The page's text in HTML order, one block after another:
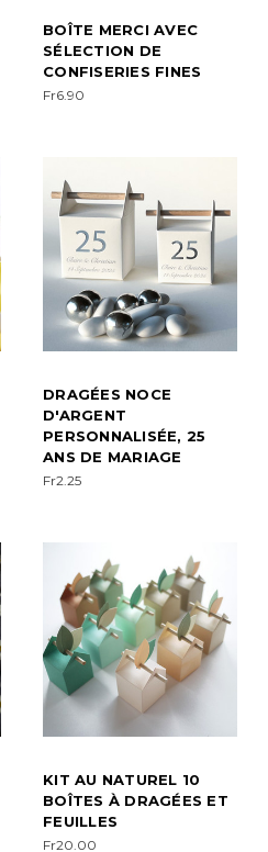
BOÎTE MERCI AVEC
SÉLECTION DE
CONFISERIES FINES
Fr6.90
DRAGÉES NOCE
D'ARGENT
PERSONNALISÉE, 25
ANS DE MARIAGE
Fr2.25
KIT AU NATUREL 10
BOÎTES À DRAGÉES ET
FEUILLES
Fr20.00